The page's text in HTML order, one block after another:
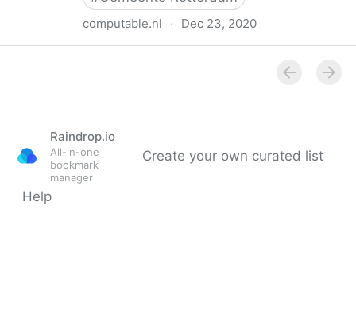
computable.nl · Dec 23, 2020
Raindrop.io
All-in-one
bookmark
manager
Create your own curated list
Help